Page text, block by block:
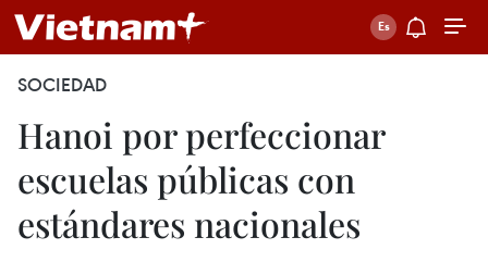
SOCIEDAD
Hanoi por perfeccionar
escuelas públicas con
estándares nacionales